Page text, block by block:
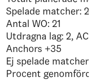
Spelade matcher:
Antal WO: 21
Utdragna lag: 2,
Anchors +35
Ej spelade
Procent